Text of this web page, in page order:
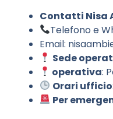
Contatti Nisa
Telefono e
Email:
Sede
operativa:
Orari ufficio
Per